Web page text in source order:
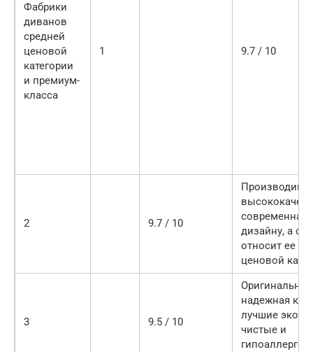
Фабрики
диванов
средней
ценовой
категории
и премиум-
класса
1 9.7 / 10
2 9.7 / 10
современна
дизайну, а
относит ее к
ценовой
3 9.5 / 10
надежная
лучшие
чистые и